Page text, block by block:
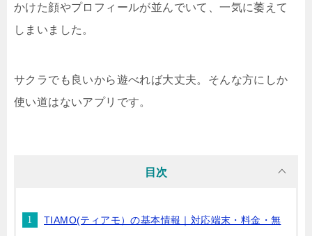
かけた顔やプロフィールが並んでいて、一気に萎えて
しまいました。
サクラでも良いから遊べれば大丈夫。そんな方にしか
使い道はないアプリです。
目次
TIAMO(ティアモ）の基本情報｜対応端末・料金・無